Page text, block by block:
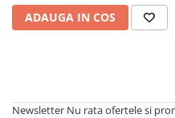
Tobe
DJ
Case-uri DJ
ADAUGA IN COS
Newsletter Nu rata ofertele si